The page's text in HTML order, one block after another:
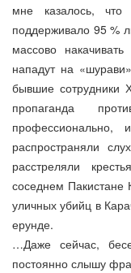
мне казалось, что
поддерживало 95 %
массово
нападут на
бывшие сотрудники
пропаганда
распространяли
расстреляли
соседнем
уличных убийц в
ерунде.
…Даже сейчас,
постоянно слышу